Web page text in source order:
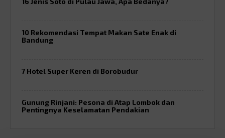
10 Rekomendasi Tempat Makan Sate Enak di
Bandung
7 Hotel Super Keren di Borobudur
Gunung Rinjani: Pesona di Atap Lombok dan
Pentingnya Keselamatan Pendakian